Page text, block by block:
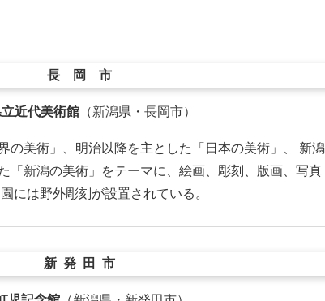
長岡市
近代美術館（新潟県・長岡市）
の美術」、明治以降を主とした「日本の美術」、 新潟
「新潟の美術」をテーマに、絵画、彫刻、版画、写真
には野外彫刻が設置されている。
新発田市